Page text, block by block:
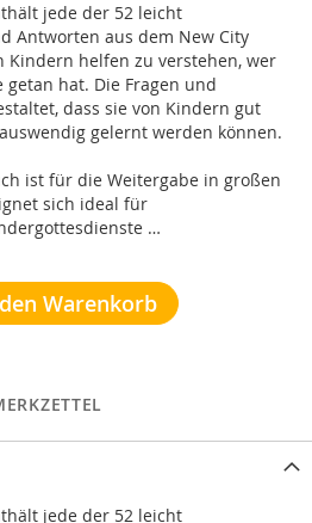
jede der 52 leicht
Antworten aus dem New City
Kindern helfen zu verstehen, wer
hat. Die Fragen und
dass sie von Kindern gut
gelernt werden können.
ist für die Weitergabe in großen
sich ideal für
…
Warenkorb
jede der 52 leicht